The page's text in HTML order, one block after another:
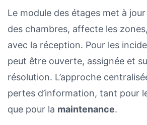
Le module des étages met à
des chambres, affecte les
avec la réception. Pour les
peut être ouverte, assignée et
résolution. L’approche
pertes d’information, tant pour
que pour la maintenance.